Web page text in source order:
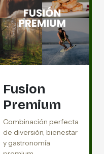
Fusion
Premium
Combinación perfecta
de diversión, bienestar
y gastronomía